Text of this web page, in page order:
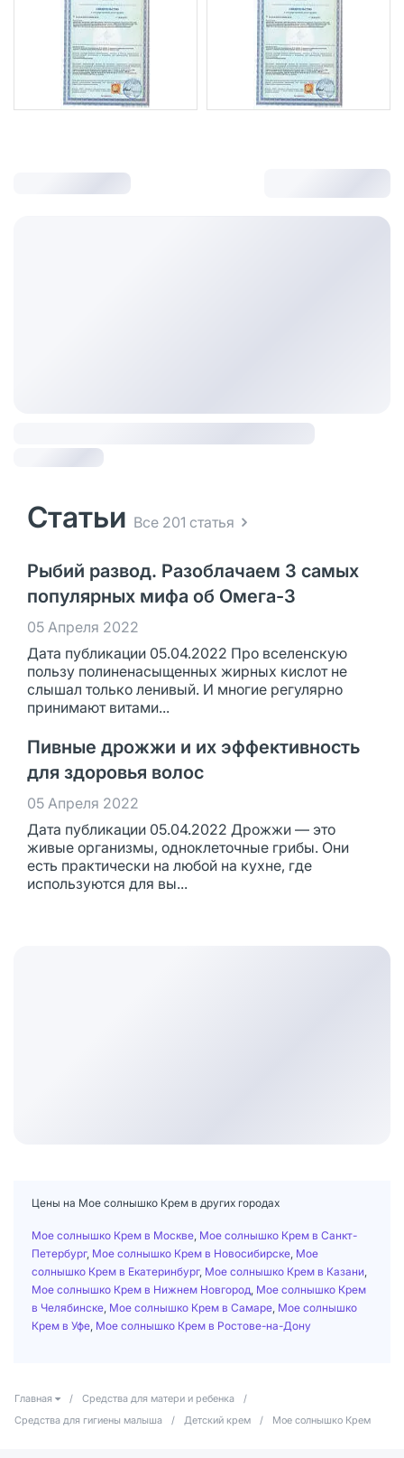
Статьи Все 201 статья
Рыбий развод. Разоблачаем 3 самых
популярных мифа об Омега-3
05 Апреля 2022
Дата публикации 05.04.2022 Про вселенскую
пользу полиненасыщенных жирных кислот не
слышал только ленивый. И многие регулярно
принимают витами...
Пивные дрожжи и их эффективность
для здоровья волос
05 Апреля 2022
Дата публикации 05.04.2022 Дрожжи — это
живые организмы, одноклеточные грибы. Они
есть практически на любой на кухне, где
используются для вы...
Цены на Мое солнышко Крем в других городах
Мое солнышко Крем в Москве Мое солнышко Крем в Санкт-
Петербург, Мое солнышко Крем в Новосибирске Мое
солнышко Крем в Екатеринбург, Мое солнышко Крем в Казани
Мое солнышко Крем в Нижнем Новгород Мое солнышко Крем
в Челябинске Мое солнышко Крем в Самаре Мое солнышко
Крем в Уфе Мое солнышко Крем в Ростове-на-Дону
Главная / Средства для матери и ребенка
/
Средства для гигиены малыша
/ Детский крем / Мое солнышко Крем